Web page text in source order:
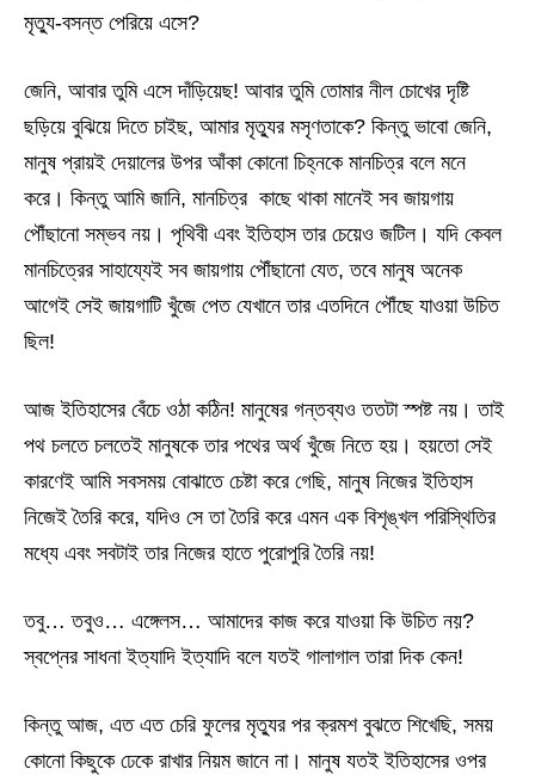
মৃত্যু-বসন্ত পেরিয়ে এসে?
জেনি, আবার তুমি এসে দাঁড়িয়েছ! আবার তুমি তোমার নীল চোখের দৃষ্টি
ছড়িয়ে বুঝিয়ে দিতে চাইছ, আমার মৃত্যুর মসৃণতাকে? কিন্তু ভাবো জেনি,
মানুষ প্রায়ই দেয়ালের উপর আঁকা কোনো চিহ্নকে মানচিত্র বলে মনে
করে। কিন্তু আমি জানি, মানচিত্র কাছে থাকা মানেই সব জায়গায়
পৌঁছানো সম্ভব নয়। পৃথিবী এবং ইতিহাস তার চেয়েও জটিল। যদি কেবল
মানচিত্রের সাহায্যেই সব জায়গায় পৌঁছানো যেত, তবে মানুষ অনেক
আগেই সেই জায়গাটি খুঁজে পেত যেখানে তার এতদিনে পৌঁছে যাওয়া উচিত
ছিল!
আজ ইতিহাসের বেঁচে ওঠা কঠিন! মানুষের গন্তব্যও ততটা স্পষ্ট নয়। তাই
পথ চলতে চলতেই মানুষকে তার পথের অর্থ খুঁজে নিতে হয়। হয়তো সেই
কারণেই আমি সবসময় বোঝাতে চেষ্টা করে গেছি, মানুষ নিজের ইতিহাস
নিজেই তৈরি করে, যদিও সে তা তৈরি করে এমন এক বিশৃঙ্খল পরিস্থিতির
মধ্যে এবং সবটাই তার নিজের হাতে পুরোপুরি তৈরি নয়!
তবু… তবুও… এঙ্গেলস… আমাদের কাজ করে যাওয়া কি উচিত নয়?
স্বপ্নের সাধনা ইত্যাদি ইত্যাদি বলে যতই গালাগাল তারা দিক কেন!
কিন্তু আজ, এত এত চেরি ফুলের মৃত্যুর পর ক্রমশ বুঝতে শিখেছি, সময়
কোনো কিছুকে ঢেকে রাখার নিয়ম জানে না। মানুষ যতই ইতিহাসের ওপর